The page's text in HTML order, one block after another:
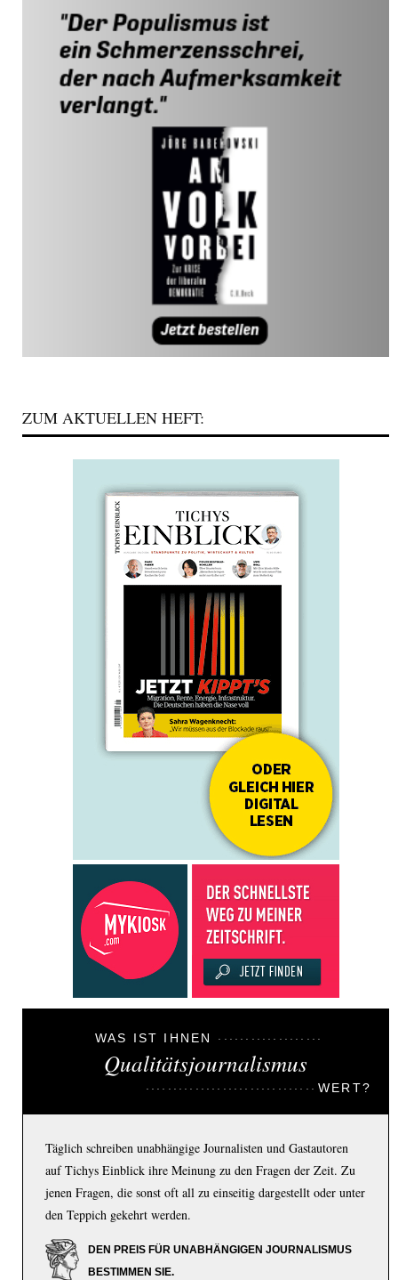
ZUM AKTUELLEN HEFT:
WAS IST IHNEN
Qualitätsjournalismus
WERT?
Täglich schreiben unabhängige Journalisten und Gastautoren
auf Tichys Einblick ihre Meinung zu den Fragen der Zeit. Zu
jenen Fragen, die sonst oft all zu einseitig dargestellt oder unter
den Teppich gekehrt werden.
DEN PREIS FÜR UNABHÄNGIGEN JOURNALISMUS
BESTIMMEN SIE.